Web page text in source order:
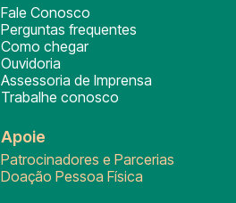
Fale Conosco
Perguntas frequentes
Como chegar
Ouvidoria
Assessoria de Imprensa
Trabalhe conosco
Apoie
Patrocinadores e Parcerias
Doação Pessoa Física